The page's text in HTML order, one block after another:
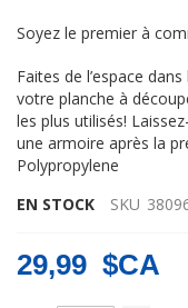
d’images
Soyez le premier à
Faites de l’espace
votre planche à
les plus utilisés!
une armoire après la
Polypropylene
EN STOCK
SKU
29,99 $CA